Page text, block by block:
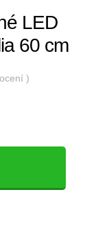
LED
60 cm
)